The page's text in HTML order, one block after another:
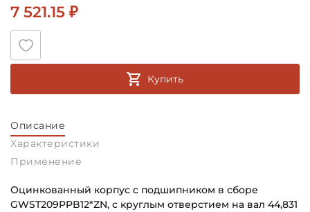
7 521.15 ₽
Купить
Описание
Характеристики
Применение
Оцинкованный корпус c подшипником в сборе
GWST209PPB12*ZN, с круглым отверстием на вал 44,831